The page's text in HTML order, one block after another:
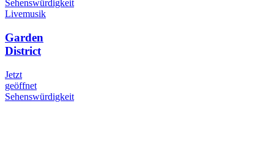
Sehenswürdigkeit
Livemusik
Garden
District
Jetzt
geöffnet
Sehenswürdigkeit